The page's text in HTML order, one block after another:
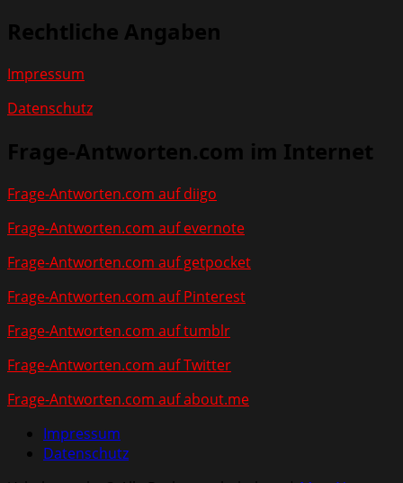
Rechtliche Angaben
Impressum
Datenschutz
Frage-Antworten.com im Internet
Frage-Antworten.com auf diigo
Frage-Antworten.com auf evernote
Frage-Antworten.com auf getpocket
Frage-Antworten.com auf Pinterest
Frage-Antworten.com auf tumblr
Frage-Antworten.com auf Twitter
Frage-Antworten.com auf about.me
Impressum
Datenschutz